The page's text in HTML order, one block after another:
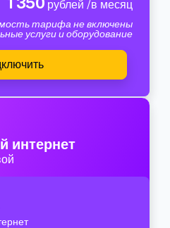
рублей /в месяц
тарифа не включены
услуги и оборудование
интернет